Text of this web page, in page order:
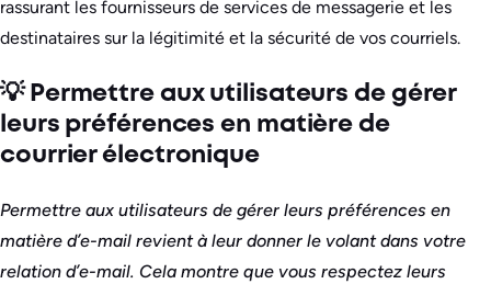
rassurant les fournisseurs de services de messagerie et les
destinataires sur la légitimité et la sécurité de vos courriels.
💡 Permettre aux utilisateurs de gérer
leurs préférences en matière de
courrier électronique
Permettre aux utilisateurs de gérer leurs préférences en
matière d’e-mail revient à leur donner le volant dans votre
relation d’e-mail. Cela montre que vous respectez leurs